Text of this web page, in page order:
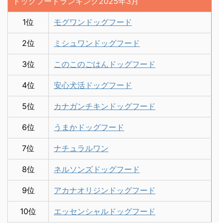
1位 モグワンドッグフード
2位 ミシュワンドッグフード
3位 このこのごはんドッグフード
4位 安心犬活ドッグフード
5位 カナガンチキンドッグフード
6位 うまかドッグフード
7位 ナチュラルワン
8位 ネルソンズドッグフード
9位 アカナオリジンドッグフード
10位 エッセンシャルドッグフード